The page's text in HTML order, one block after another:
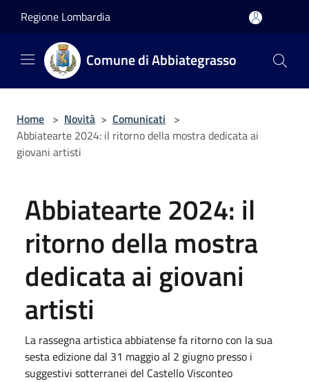
Regione Lombardia
Comune di Abbiategrasso
Home > Novità > Comunicati >
Abbiatearte 2024: il ritorno della mostra dedicata ai
giovani artisti
Abbiatearte 2024: il
ritorno della mostra
dedicata ai giovani
artisti
La rassegna artistica abbiatense fa ritorno con la sua
sesta edizione dal 31 maggio al 2 giugno presso i
suggestivi sotterranei del Castello Visconteo